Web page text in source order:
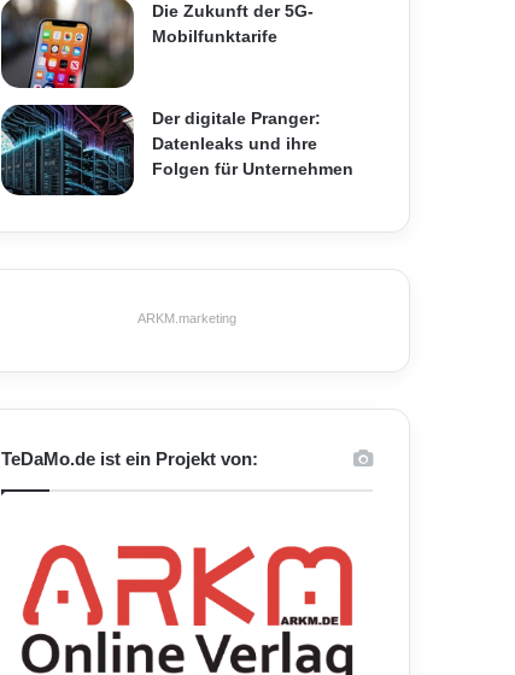
Die Zukunft der 5G-
Mobilfunktarife
Der digitale Pranger:
Datenleaks und ihre
Folgen für Unternehmen
ARKM.marketing
TeDaMo.de ist ein Projekt von: